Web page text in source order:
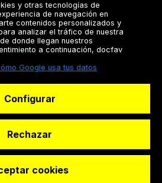
Registrarse
Technologies S.L
y otras tecnologías de
de navegación en
contenidos personalizados y
analizar el tráfico de nuestra
donde llegan nuestros
a continuación, docfav
Google usa tus datos
Configurar
Rechazar
cookies